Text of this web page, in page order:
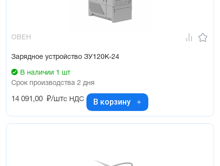
ОВЕН
Зарядное устройство ЗУ120К-24
В наличии 1 шт
Срок производства 2 дня
14 091,00 ₽/штс НДС В корзину